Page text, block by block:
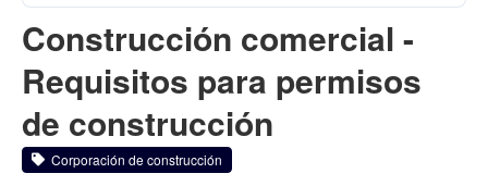
Construcción comercial -
Requisitos para permisos
de construcción
Corporación de construcción